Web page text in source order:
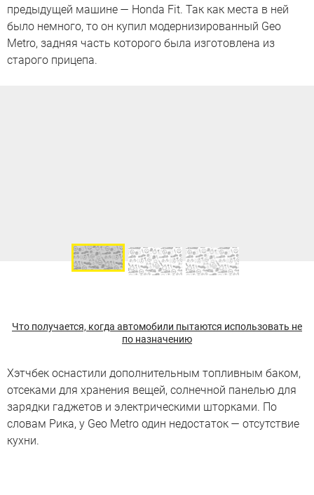
предыдущей машине — Honda Fit. Так как места в ней
было немного, то он купил модернизированный Geo
Metro, задняя часть которого была изготовлена из
старого прицепа.
Что получается, когда автомобили пытаются использовать не
по назначению
Хэтчбек оснастили дополнительным топливным баком,
отсеками для хранения вещей, солнечной панелью для
зарядки гаджетов и электрическими шторками. По
словам Рика, у Geo Metro один недостаток — отсутствие
кухни.